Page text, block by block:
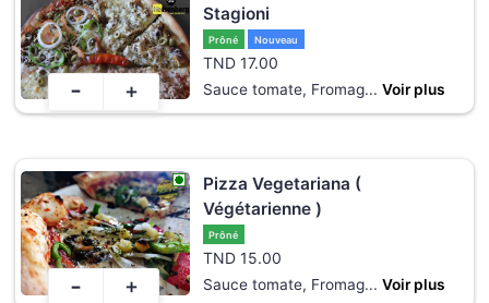
Stagioni
Prôné Nouveau
TND 17.00
Sauce tomate, Fromag... Voir plus
- +
Pizza Vegetariana (
Végétarienne )
Prôné
TND 15.00
Sauce tomate, Fromag... Voir plus
- +